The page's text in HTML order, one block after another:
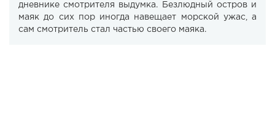
дневнике смотрителя выдумка. Безлюдный остров и
маяк до сих пор иногда навещает морской ужас, а
сам смотритель стал частью своего маяка.